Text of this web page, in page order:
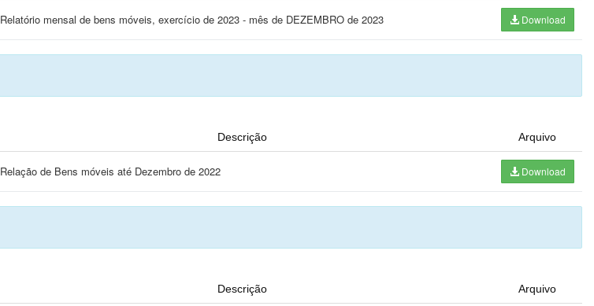
Relatório mensal de bens móveis, exercício de 2023 - mês de DEZEMBRO de 2023 Download
Descrição Arquivo
Relação de Bens móveis até Dezembro de 2022 Download
Descrição Arquivo